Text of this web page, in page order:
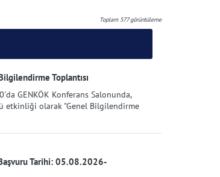
Toplam 577görüntüleme
Toplantısı
GENKÖK Konferans Salonunda,
etkinliği olarak "Genel Bilgilendirme
Tarihi: 05.08.2026-